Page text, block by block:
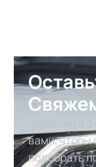
Заполните
вами, чтобы
подобрать